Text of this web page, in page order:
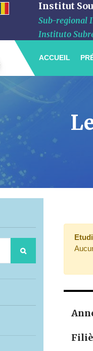
Institut
Sub-regional
Instituto
ACCUEIL